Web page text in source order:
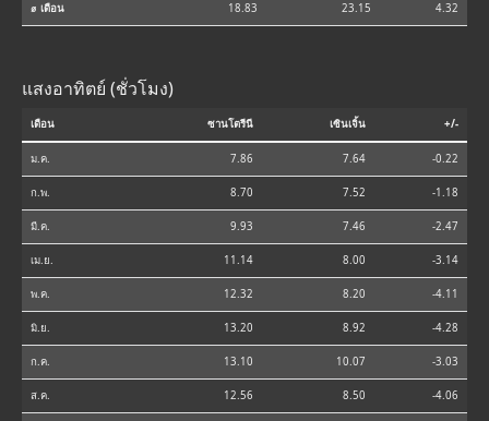
⌀ เดือน 18.83 23.15 4.32
แสงอาทิตย์ (ชั่วโมง)
เดือน ซานโตรีนี เซินเจิ้น +/-
ม.ค. 7.86 7.64 -0.22
ก.พ. 8.70 7.52 -1.18
มี.ค. 9.93 7.46 -2.47
เม.ย. 11.14 8.00 -3.14
พ.ค. 12.32 8.20 -4.11
มิ.ย. 13.20 8.92 -4.28
ก.ค. 13.10 10.07 -3.03
ส.ค. 12.56 8.50 -4.06